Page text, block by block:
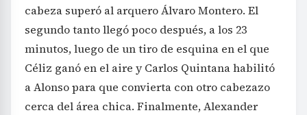
cabeza superó al arquero Álvaro Montero. El
segundo tanto llegó poco después, a los 23
minutos, luego de un tiro de esquina en el que
Céliz ganó en el aire y Carlos Quintana habilitó
a Alonso para que convierta con otro cabezazo
cerca del área chica. Finalmente, Alexander